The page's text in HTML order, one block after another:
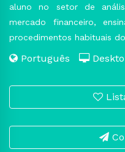
aluno no setor de
mercado financeiro,
procedimentos habituais
Português